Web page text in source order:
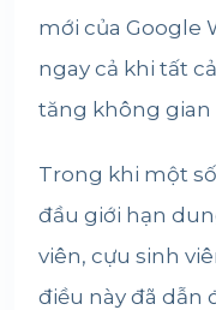
mới của Google
ngay cả khi tất
tăng không gian
Trong khi một
đầu giới hạn
viên, cựu sinh
điều này đã dẫn